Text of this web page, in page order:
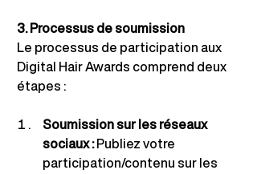
3. Processus de soumission
Le processus de participation aux
Digital Hair Awards comprend deux
étapes :
Soumission sur les réseaux
sociaux :Publiez votre
participation/contenu sur les